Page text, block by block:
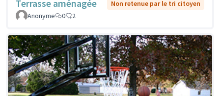
Terrasse aménagée
Non retenue par le tri citoyen
Anonyme
0 2